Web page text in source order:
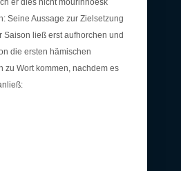
er dies nicht mourinhoesk
Seine Aussage zur Zielsetzung
Saison ließ erst aufhorchen und
die ersten hämischen
zu Wort kommen, nachdem es